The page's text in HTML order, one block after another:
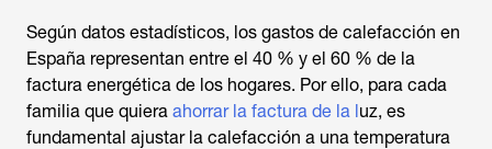
Según datos estadísticos, los gastos de calefacción en
España representan entre el 40 % y el 60 % de la
factura energética de los hogares. Por ello, para cada
familia que quiera ahorrar la factura de la luz, es
fundamental ajustar la calefacción a una temperatura